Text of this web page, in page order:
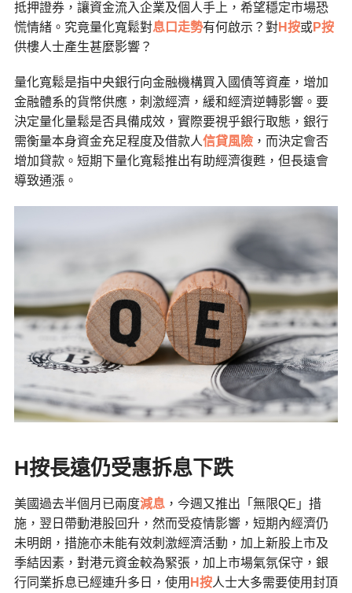
抵押證券，讓資金流入企業及個人手上，希望穩定市場恐
慌情緒。究竟量化寬鬆對息口走勢有何啟示？對H按或P按
供樓人士產生甚麼影響？
量化寬鬆是指中央銀行向金融機構買入國債等資產，增加
金融體系的貨幣供應，刺激經濟，緩和經濟逆轉影響。要
決定量化量鬆是否具備成效，實際要視乎銀行取態，銀行
需衡量本身資金充足程度及借款人信貸風險，而決定會否
增加貸款。短期下量化寬鬆推出有助經濟復甦，但長遠會
導致通漲。
H按長遠仍受惠拆息下跌
美國過去半個月已兩度減息，今週又推出「無限QE」措
施，翌日帶動港股回升，然而受疫情影響，短期內經濟仍
未明朗，措施亦未能有效刺激經濟活動，加上新股上市及
季結因素，對港元資金較為緊張，加上市場氣氛保守，銀
行同業拆息已經連升多日，使用 H按人士大多需要使用封頂